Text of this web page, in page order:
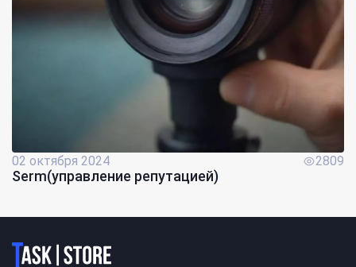
02 октября 2024 2809
Serm(управление репутацией)
Логотип